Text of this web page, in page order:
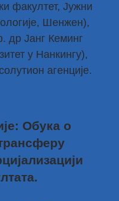
факултет, Јужни
Шенжен),
др Јанг Кеминг
у Нанкингу),
агенције.
Обука о